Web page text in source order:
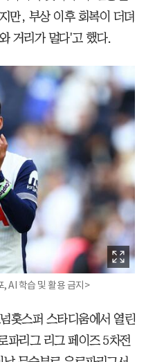
만, 부상 이후 회복이 더뎌
거리가 멀다'고 했다.
AI 학습 및 활용 금지>
홋스퍼 스타디움에서 열린
파리그 리그 페이즈 5차전